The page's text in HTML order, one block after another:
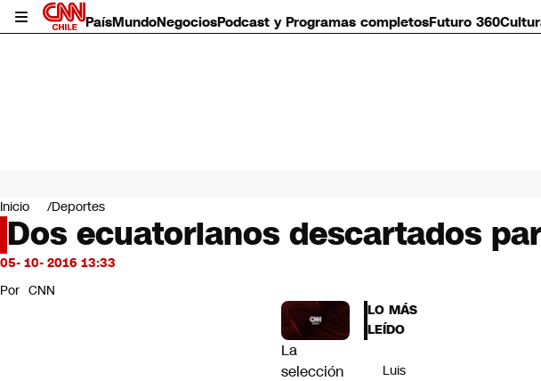
PaísMundoNegociosPodcast y Programas completosFuturo 360
Mundo
Negocios
Deportes
Programas completos
Servicios
Inicio Deportes
Dos ecuatorianos descartados
05- 10- 2016 13:33
Por CNN
La
selección
LO MÁS
LEÍDO
Luis